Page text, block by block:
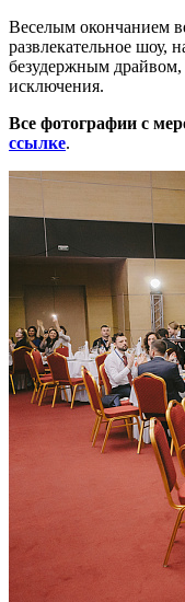
Веселым окончанием
развлекательное шоу,
безудержным драйвом,
исключения.
Все фотографии с
ссылке.